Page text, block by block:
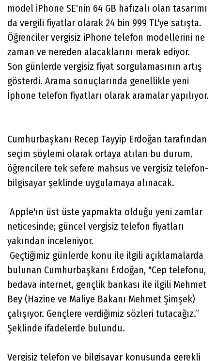
model iPhone SE'nin 64 GB hafızalı olan tasarımı
da vergili fiyatlar olarak 24 bin 999 TL'ye satışta.
Öğrenciler vergisiz iPhone telefon modellerini ne
zaman ve nereden alacaklarını merak ediyor.
Son günlerde vergisiz fiyat sorgulamasının artış
gösterdi. Arama sonuçlarında genellikle yeni
İphone telefon fiyatları olarak aramalar yapılıyor.
Cumhurbaşkanı Recep Tayyip Erdoğan tarafından
seçim söylemi olarak ortaya atılan bu durum,
öğrencilere tek sefere mahsus ve vergisiz telefon-
bilgisayar şeklinde uygulamaya alınacak.
Apple'ın üst üste yapmakta olduğu yeni zamlar
neticesinde; güncel vergisiz telefon fiyatları
yakından inceleniyor.
Geçtiğimiz günlerde konu ile ilgili açıklamalarda
bulunan Cumhurbaşkanı Erdoğan, "Cep telefonu,
bedava internet, gençlik bankası ile ilgili Mehmet
Bey (Hazine ve Maliye Bakanı Mehmet Şimşek)
çalışıyor. Gençlere verdiğimiz sözleri tutacağız.”
Şeklinde ifadelerde bulundu.
Vergisiz telefon ve bilgisayar konusunda gerekli